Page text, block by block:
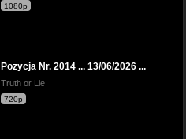
1080p
Pozycja Nr. 2014 ... 13/06/2026 ...
Truth or Lie
720p